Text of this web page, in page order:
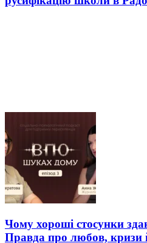
Чому хороші стосунки
Правда про любов, кризи